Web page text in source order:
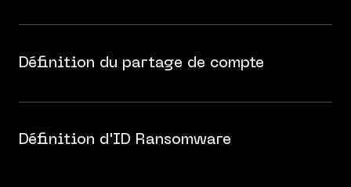
Définition du partage de compte
Définition d'ID Ransomware